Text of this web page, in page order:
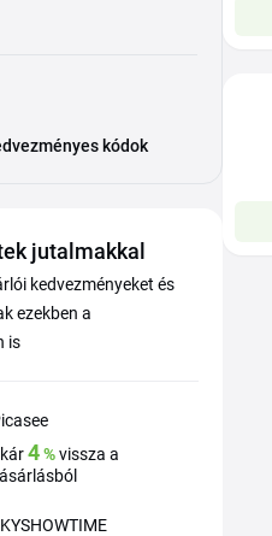
kódok
jutalmakkal
kedvezményeket és
ezekben a
is
4%vissza a